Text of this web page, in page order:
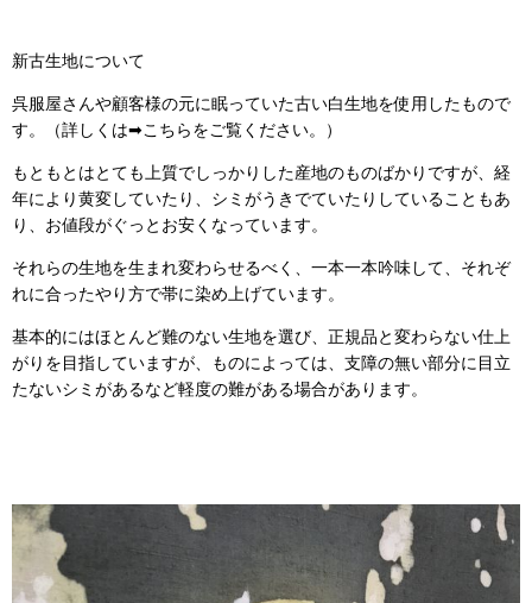
新古生地について
呉服屋さんや顧客様の元に眠っていた古い白生地を使用したもので
す。（詳しくは➡こちらをご覧ください。）
もともとはとても上質でしっかりした産地のものばかりですが、経
年により黄変していたり、シミがうきでていたりしていることもあ
り、お値段がぐっとお安くなっています。
それらの生地を生まれ変わらせるべく、一本一本吟味して、それぞ
れに合ったやり方で帯に染め上げています。
基本的にはほとんど難のない生地を選び、正規品と変わらない仕上
がりを目指していますが、ものによっては、支障の無い部分に目立
たないシミがあるなど軽度の難がある場合があります。